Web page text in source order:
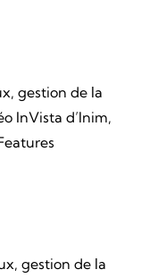
gestion de la
InVista d’Inim,
gestion de la